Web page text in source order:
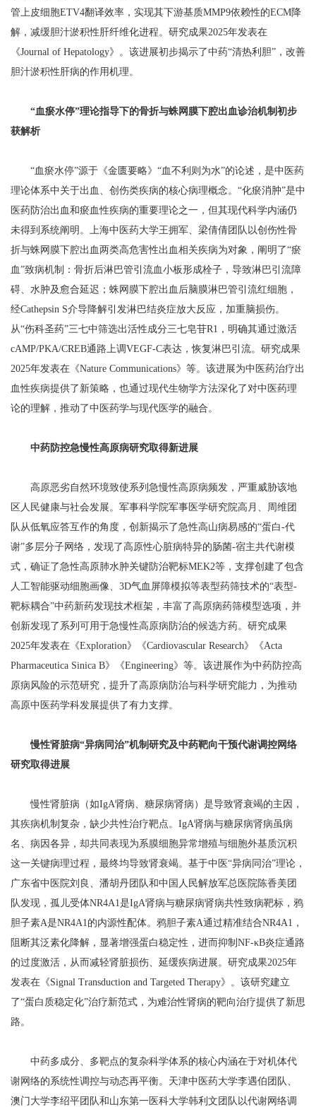
管上皮细胞ETV4翻译效率，实现其下游基质MMP9依赖性的ECM降
解，减缓胆汁淤积性肝纤维化进程。研究成果2025年发表在
《Journal of Hepatology》。该进展初步揭示了中药“清热利胆”，改善
胆汁淤积性肝病的作用机理。
“血瘀水停”理论指导下的骨折与蛛网膜下腔出血诊治机制初步
获解析
“血瘀水停”源于《金匮要略》“血不利则为水”的论述，是中医药
理论体系中关于出血、创伤类疾病的核心病理概念。“化瘀消肿”是中
医药防治出血和瘀血性疾病的重要理论之一，但其现代科学内涵仍
未得到系统阐明。上海中医药大学王拥军、梁倩倩团队以创伤性骨
折与蛛网膜下腔出血两类高危害性出血相关疾病为对象，阐明了“瘀
血”致病机制：骨折后淋巴管引流血小板形成栓子，导致淋巴引流障
碍、水肿及愈合延迟；蛛网膜下腔出血后脑膜淋巴管引流红细胞，
经Cathepsin S介导降解引发淋巴结炎症放大反应，加重脑损伤。
从“伤科圣药”三七中筛选出活性成分三七皂苷R1，明确其通过激活
cAMP/PKA/CREB通路上调VEGF-C表达，恢复淋巴引流。研究成果
2025年发表在《Nature Communications》等。该进展为中医药治疗出
血性疾病提供了新策略，也通过现代生物学方法深化了对中医药理
论的理解，推动了中医药学与现代医学的融合。
中药防控急慢性高原病研究取得新进展
高原恶劣自然环境致使系列急慢性高原病频发，严重威胁该地
区人民健康与社会发展。军事科学院军事医学研究院高月、周维团
队从低氧应答互作的角度，创新揭示了急性高山病易感的“蛋白-代
谢”多层分子网络，发现了高原性心脏病特异的肠菌-宿主共代谢模
式，确证了急性高原肺水肿关键防治靶标MEK2等，支撑创建了包含
人工智能驱动细胞画像、3D气血屏障模拟等表型药筛技术的“表型-
靶标耦合”中药新药发现技术框架，丰富了高原病药筛模型选项，并
创新发现了系列可用于急慢性高原病防治的候选方药。研究成果
2025年发表在《Exploration》《Cardiovascular Research》《Acta
Pharmaceutica Sinica B》《Engineering》等。该进展作为中药防控高
原病风险的示范研究，提升了高原病防治与科学研究能力，为推动
高原中医药学科发展提供了有力支撑。
慢性肾脏病“异病同治”机制研究及中药靶向干预代谢调控网络
研究取得进展
慢性肾脏病（如IgA肾病、糖尿病肾病）是导致肾衰竭的主因，
其疾病机制复杂，缺少共性治疗靶点。IgA肾病与糖尿病肾病虽病
名、病因各异，却共同表现为系膜细胞异常增殖与细胞外基质沉积
这一关键病理过程，最终均导致肾衰竭。基于中医“异病同治”理论，
广东省中医院刘良、潘胡丹团队和中国人民解放军总医院陈香美团
队发现，孤儿受体NR4A1是IgA肾病与糖尿病肾病共性致病靶标，鸦
胆子素A是NR4A1的内源性配体。鸦胆子素A通过精准结合NR4A1，
阻断其泛素化降解，显著增强蛋白稳定性，进而抑制NF-κB炎症通路
的过度激活，从而减轻肾脏损伤、延缓疾病进展。研究成果2025年
发表在《Signal Transduction and Targeted Therapy》。该研究建立
了“蛋白质稳定化”治疗新范式，为难治性肾病的靶向治疗提供了新思
路。
中药多成分、多靶点的复杂科学体系的核心内涵在于对机体代
谢网络的系统性调控与动态再平衡。天津中医药大学李遇伯团队、
澳门大学李绍平团队和山东第一医科大学韩利文团队以代谢网络调